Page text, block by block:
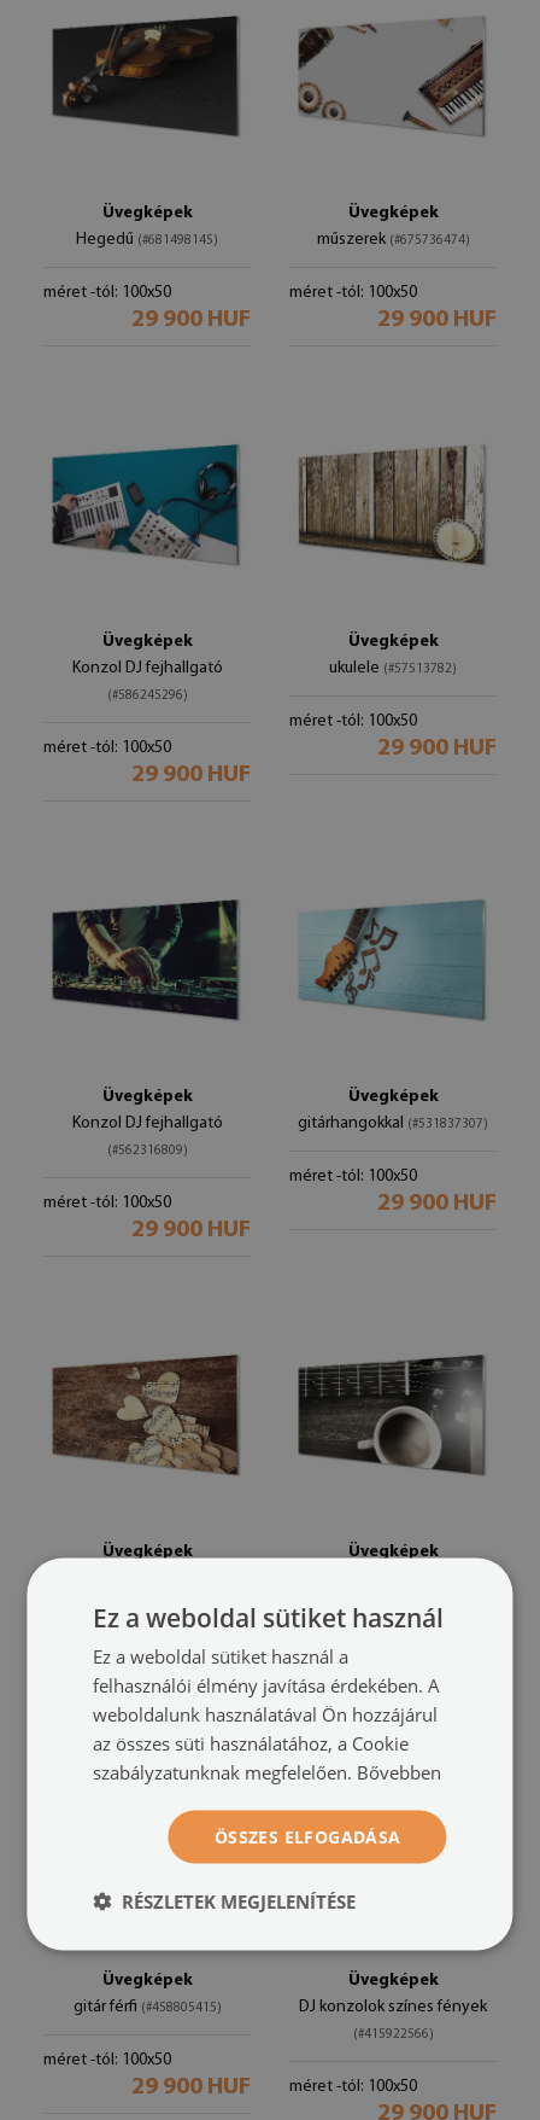
Üvegképek
Hegedű (#681498145)
méret -tól: 100x50
29 900 HUF
Üvegképek
műszerek (#675736474)
méret -tól: 100x50
29 900 HUF
Üvegképek
Konzol DJ fejhallgató
(#586245296)
méret -tól: 100x50
29 900 HUF
Üvegképek
ukulele (#57513782)
méret -tól: 100x50
29 900 HUF
Üvegképek
Konzol DJ fejhallgató
(#562316809)
méret -tól: 100x50
29 900 HUF
Üvegképek
gitárhangokkal (#531837307)
méret -tól: 100x50
29 900 HUF
Üvegképek
méret -tól: 100x50
29 900 HUF
Üvegképek
méret -tól: 100x50
Üvegképek
gitár férfi (#458805415)
méret -tól: 100x50
29 900 HUF
Üvegképek
DJ konzolok színes fények
(#415922566)
méret -tól: 100x50
29 900 HUF
Ez a weboldal sütiket használ
Ez a weboldal sütiket használ a
felhasználói élmény javítása érdekében. A
weboldalunk használatával Ön hozzájárul
az összes süti használatához, a Cookie
szabályzatunknak megfelelően. Bővebben
ÖSSZES ELFOGADÁSA
RÉSZLETEK MEGJELENÍTÉSE